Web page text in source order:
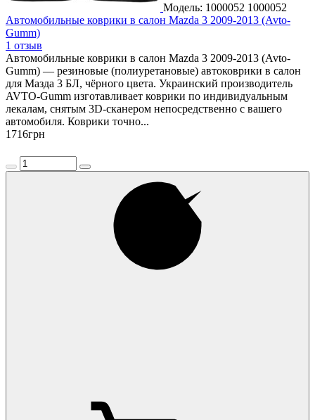
Модель: 1000052 1000052
Автомобильные коврики в салон Mazda 3 2009-2013 (Avto-
Gumm)
1 отзыв
Автомобильные коврики в салон Mazda 3 2009-2013 (Avto-
Gumm) — резиновые (полиуретановые) автоковрики в салон
для Мазда 3 БЛ, чёрного цвета. Украинский производитель
AVTO-Gumm изготавливает коврики по индивидуальным
лекалам, снятым 3D-сканером непосредственно с вашего
автомобиля. Коврики точно...
1716грн